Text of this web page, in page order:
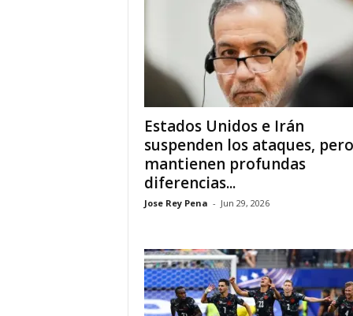
Estados Unidos e Irán
suspenden los ataques, pero
mantienen profundas
diferencias...
Jose Rey Pena - Jun 29, 2026